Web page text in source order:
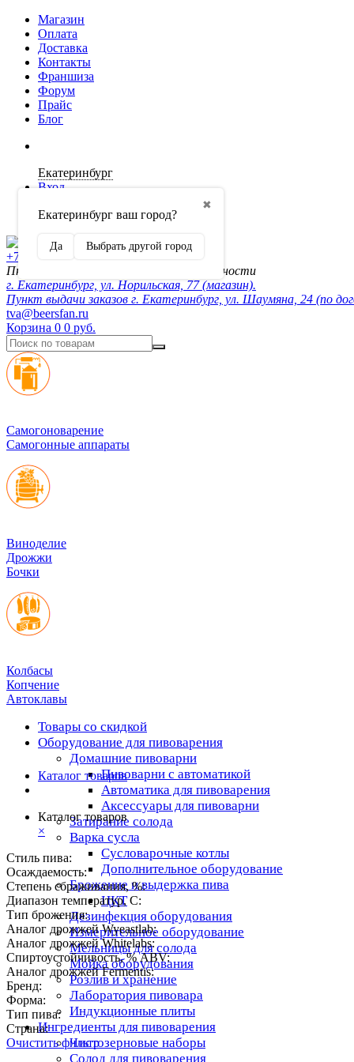
Магазин
Оплата
Доставка
Контакты
Франшиза
Форум
Прайс
Блог
Екатеринбург
✖
Екатеринбург ваш город?
Да Выбрать другой город
Вход
Регистрация
+7 (902) 872-54-70
Пн-Пт 10:00-20:00, сб-вск по договорённости
г. Екатеринбург, ул. Норильская, 77 (магазин).
Пункт выдачи заказов г. Екатеринбург, ул. Шаумяна, 24 (по
tva@beersfan.ru
Корзина 0 0 руб.
Cамогоноварение
Самогонные аппараты
Виноделие
Дрожжи
Бочки
Колбасы
Копчение
Автоклавы
Товары со скидкой
Оборудование для пивоварения
Домашние пивоварни
Пивоварни с автоматикой
Автоматика для пивоварения
Аксессуары для пивоварни
Затирание солода
Варка сусла
Cусловарочные котлы
Дополнительное оборудование
Брожение и выдержка пива
ЦКТ
Дезинфекция оборудования
Измерительное оборудование
Мельницы для солода
Мойка оборудования
Розлив и хранение
Лаборатория пивовара
Индукционные плиты
Ингредиенты для пивоварения
Чистозерновые наборы
Солод для пивоварения
Каталог товаров
Каталог товаров
×
Стиль пива:
Осаждаемость:
Степень сбраживания, %:
Диапазон температур, C:
Тип брожения:
Аналог дрожжей Wyeastlab:
Аналог дрожжей Whitelabs:
Спиртоустойчивость, % ABV:
Аналог дрожжей Fermentis:
Бренд:
Форма:
Тип пива:
Страна:
Очистить фильтр